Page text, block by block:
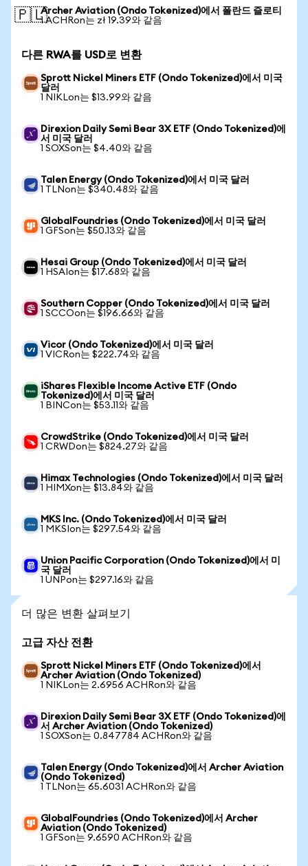
🇵🇱Archer Aviation (Ondo Tokenized)에서 폴란드 즐로티
1 ACHRon는 zł 19.39와 같음
다른 RWA를 USD로 변환
Sprott Nickel Miners ETF (Ondo Tokenized)에서 미국
달러
1 NIKLon는 $13.99와 같음
Direxion Daily Semi Bear 3X ETF (Ondo Tokenized)에
서 미국 달러
1 SOXSon는 $4.40와 같음
Talen Energy (Ondo Tokenized)에서 미국 달러
1 TLNon는 $340.48와 같음
GlobalFoundries (Ondo Tokenized)에서 미국 달러
1 GFSon는 $50.13와 같음
Hesai Group (Ondo Tokenized)에서 미국 달러
1 HSAIon는 $17.68와 같음
Southern Copper (Ondo Tokenized)에서 미국 달러
1 SCCOon는 $196.66와 같음
Vicor (Ondo Tokenized)에서 미국 달러
1 VICRon는 $222.74와 같음
iShares Flexible Income Active ETF (Ondo
Tokenized)에서 미국 달러
1 BINCon는 $53.11와 같음
CrowdStrike (Ondo Tokenized)에서 미국 달러
1 CRWDon는 $824.27와 같음
Himax Technologies (Ondo Tokenized)에서 미국 달러
1 HIMXon는 $13.84와 같음
MKS Inc. (Ondo Tokenized)에서 미국 달러
1 MKSIon는 $297.54와 같음
Union Pacific Corporation (Ondo Tokenized)에서 미
국 달러
1 UNPon는 $297.16와 같음
더 많은 변환 살펴보기
고급 자산 전환
Sprott Nickel Miners ETF (Ondo Tokenized)에서
Archer Aviation (Ondo Tokenized)
1 NIKLon는 2.6956 ACHRon와 같음
Direxion Daily Semi Bear 3X ETF (Ondo Tokenized)에
서 Archer Aviation (Ondo Tokenized)
1 SOXSon는 0.847784 ACHRon와 같음
Talen Energy (Ondo Tokenized)에서 Archer Aviation
(Ondo Tokenized)
1 TLNon는 65.6031 ACHRon와 같음
GlobalFoundries (Ondo Tokenized)에서 Archer
Aviation (Ondo Tokenized)
1 GFSon는 9.6590 ACHRon와 같음